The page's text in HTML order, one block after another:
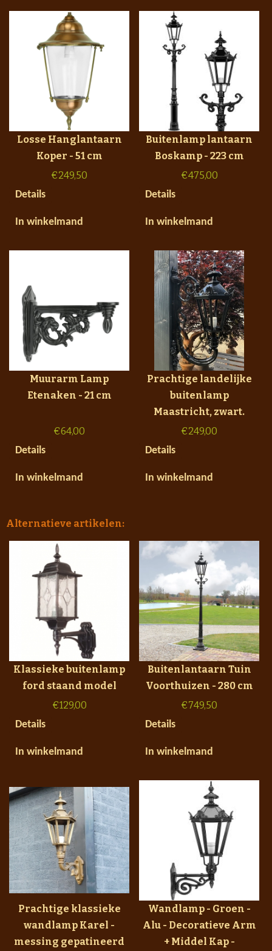
Losse Hanglantaarn
Koper - 51 cm
€249,50
Details
In winkelmand
Buitenlamp lantaarn
Boskamp - 223 cm
€475,00
Details
In winkelmand
Muurarm Lamp
Etenaken - 21 cm
€64,00
Details
In winkelmand
Prachtige landelijke
buitenlamp
Maastricht, zwart.
€249,00
Details
In winkelmand
Alternatieve artikelen:
Klassieke buitenlamp
ford staand model
€129,00
Details
In winkelmand
Buitenlantaarn Tuin
Voorthuizen - 280 cm
€749,50
Details
In winkelmand
Prachtige klassieke
wandlamp Karel -
messing gepatineerd
Wandlamp - Groen -
Alu - Decoratieve Arm
+ Middel Kap -